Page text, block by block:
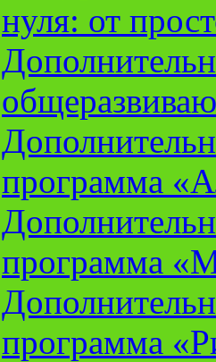
нуля: от
программа
программа
программа